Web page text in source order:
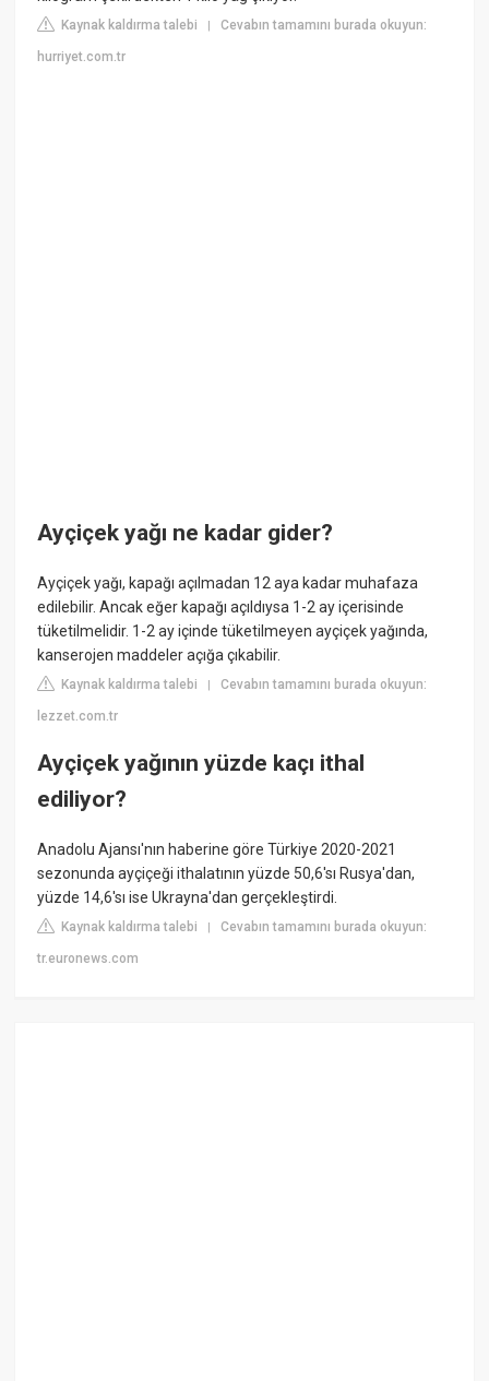
Kaynak kaldırma talebi |Cevabın tamamını burada okuyun:
hurriyet.com.tr
Ayçiçek yağı ne kadar gider?
Ayçiçek yağı, kapağı açılmadan 12 aya kadar muhafaza
edilebilir. Ancak eğer kapağı açıldıysa 1-2 ay içerisinde
tüketilmelidir. 1-2 ay içinde tüketilmeyen ayçiçek yağında,
kanserojen maddeler açığa çıkabilir.
Kaynak kaldırma talebi |Cevabın tamamını burada okuyun:
lezzet.com.tr
Ayçiçek yağının yüzde kaçı ithal
ediliyor?
Anadolu Ajansı'nın haberine göre Türkiye 2020-2021
sezonunda ayçiçeği ithalatının yüzde 50,6'sı Rusya'dan,
yüzde 14,6'sı ise Ukrayna'dan gerçekleştirdi.
Kaynak kaldırma talebi |Cevabın tamamını burada okuyun:
tr.euronews.com